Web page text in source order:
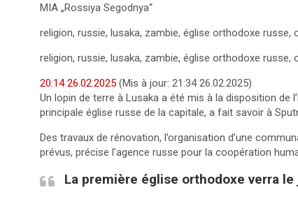
MIA „Rossiya Segodnya“
religion, russie, lusaka, zambie, église orthodoxe russe,
religion, russie, lusaka, zambie, église orthodoxe russe,
20:14 26.02.2025 (Mis à jour: 21:34 26.02.2025)
Un lopin de terre à Lusaka a été mis à la disposition
principale église russe de la capitale, a fait savoir à
Des travaux de rénovation, l’organisation d’une
prévus, précise l’agence russe pour la coopération
La première église orthodoxe verra